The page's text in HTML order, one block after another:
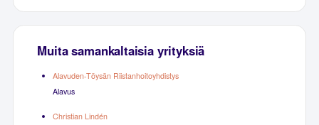
Muita samankaltaisia yrityksiä
Alavuden-Töysän Riistanhoitoyhdistys
Alavus
Christian Lindén